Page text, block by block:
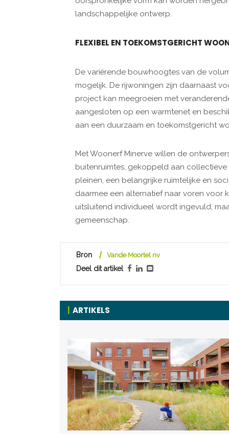
landschappelijke ontwerp.
FLEXIBEL EN TOEKOMSTGERICHT
De variërende bouwhoogtes van de
mogelijk. De rijwoningen zijn daarnaast
project kan meegroeien met
aangesloten op een warmtenet en
aan een duurzaam en toekomstgericht
Met Woonerf Minerve willen de
buitenruimtes, gekoppeld aan
pleinen, een belangrijke ruimtelijke en
daarmee een alternatief naar voren voor
uitsluitend individueel wordt ingevuld,
gemeenschap.
Bron Vande Moortel nv
Deel dit artikel
ARTIKELS